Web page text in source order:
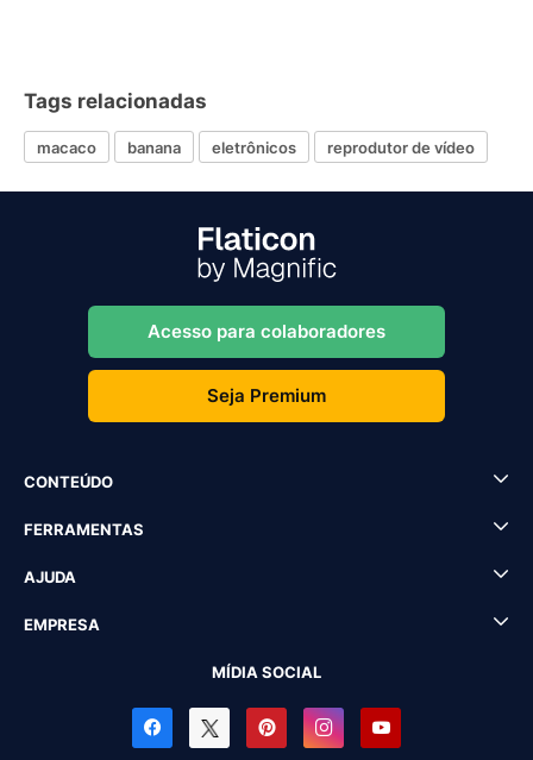
Tags relacionadas
macaco banana eletrônicos reprodutor de vídeo
Acesso para colaboradores
Seja Premium
CONTEÚDO
FERRAMENTAS
AJUDA
EMPRESA
MÍDIA SOCIAL